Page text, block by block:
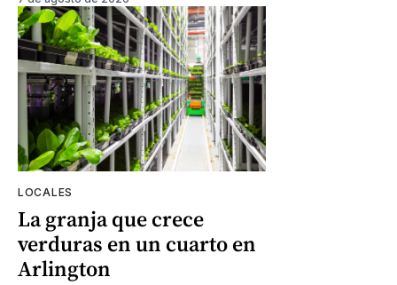
LOCALES
La granja que crece
verduras en un cuarto en
Arlington